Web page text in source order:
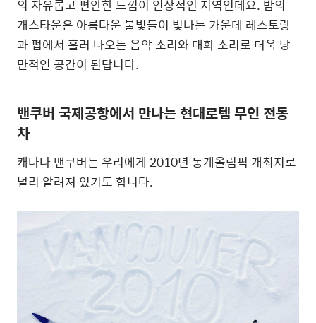
의 자유롭고 편안한 느낌이 인상적인 지역인데요. 밤의
개스타운은 아름다운 불빛들이 빛나는 가운데 레스토랑
과 펍에서 흘러 나오는 음악 소리와 대화 소리로 더욱 낭
만적인 공간이 된답니다.
밴쿠버 국제공항에서 만나는 현대로템 무인 전동
차
캐나다 밴쿠버는 우리에게 2010년 동계올림픽 개최지로
널리 알려져 있기도 합니다.